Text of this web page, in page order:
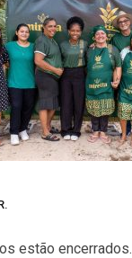
estão encerrados.